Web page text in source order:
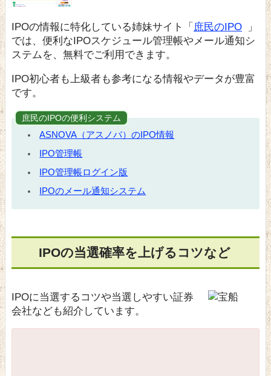
IPOの情報に特化している姉妹サイト「 庶民のIPO
」
では、便利なIPOスケジュール管理帳やメール通知シ
ステムを、無料でご利用できます。
IPO初心者も上級者も参考になる情報やデータが豊富
です。
庶民のIPOの便利システム
ASNOVA（アスノバ）のIPO情報
IPO管理帳
IPO管理帳ログイン版
IPOのメール通知システム
IPOの当選確率を上げるコツなど
IPOに当選するコツや当選しやすい証券
会社なども紹介しています。